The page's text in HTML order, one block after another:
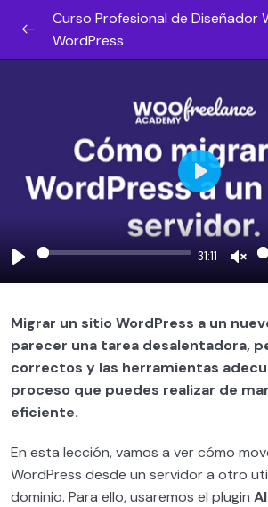
Gana dinero desde el día uno
Introducción al diseño web
Introducción a WordPress
Qué necesitas para crear un sitio
WordPress
Cuentas de email para proyecto web
Cómo instalar WordPress
WordPress y su sistema de archivos
Plantillas WordPress
Plugins WordPress PREMIUM
Curso Profesional de Diseñador
WordPress
Play
31:11
Play
Migrar un sitio WordPress a un
parecer una tarea desalentadora,
correctos y las herramientas
proceso que puedes realizar de
eficiente.
En esta lección, vamos a ver cómo
WordPress desde un servidor a otro
dominio. Para ello, usaremos el plugin